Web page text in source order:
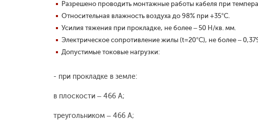
Разрешено проводить монтажные работы кабеля при
Относительная влажность воздуха до 98% при +35°С.
Усилия тяжения при прокладке, не более – 50 Н/кв. мм.
Электрическое сопротивление жилы (t=20°С), не более –
Допустимые токовые нагрузки:
- при прокладке в земле:
в плоскости – 466 А;
треугольником – 466 А;